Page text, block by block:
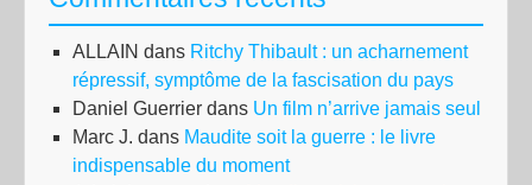
ALLAIN dans Ritchy Thibault : un acharnement
répressif, symptôme de la fascisation du pays
Daniel Guerrier dans Un film n’arrive jamais seul
Marc J. dans Maudite soit la guerre : le livre
indispensable du moment